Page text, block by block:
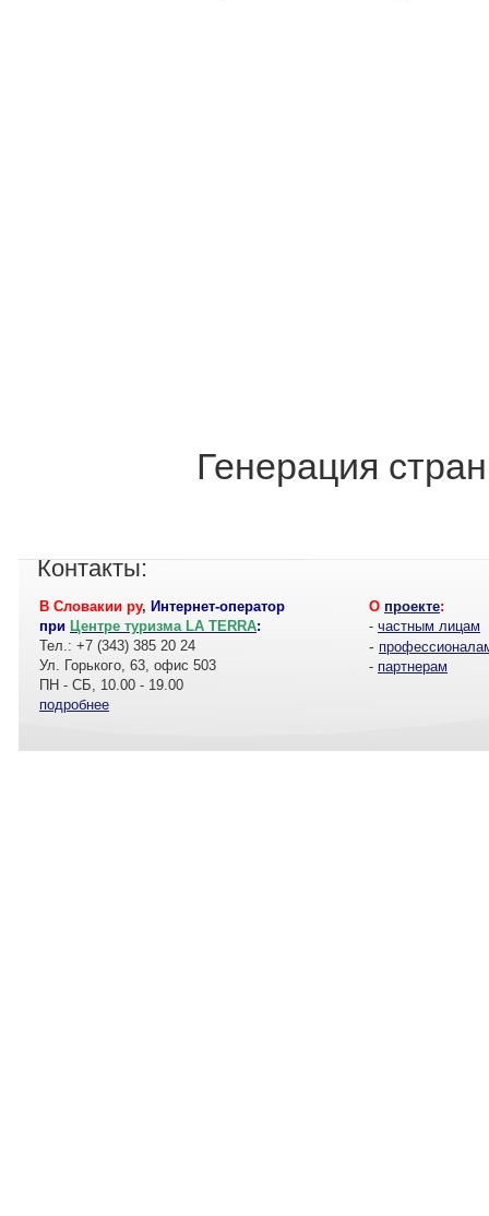
Генерация
Контакты:
В Словакии ру, Интернет-оператор
при Центре туризма LA TERRA:
Тел.: +7 (343) 385 20 24
Ул. Горького, 63, офис 503
ПН - СБ, 10.00 - 19.00
подробнее
О проекте:
- частным лицам
-
- партнерам